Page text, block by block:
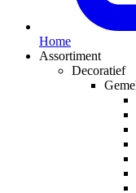
Home
Assortiment
Decoratief